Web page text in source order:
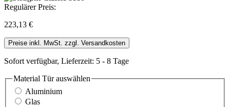
Regulärer Preis:
223,13 €
Preise inkl. MwSt. zzgl. Versandkosten
Sofort verfügbar, Lieferzeit: 5 - 8 Tage
Material Türauswählen
Aluminium
Glas